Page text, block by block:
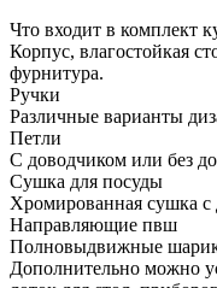
Что входит в комплект
Корпус, влагостойкая
фурнитура.
Ручки
Различные варианты
Петли
С доводчиком или без
Сушка для посуды
Хромированная сушка
Направляющие пвш
Полновыдвижные
Дополнительно можно